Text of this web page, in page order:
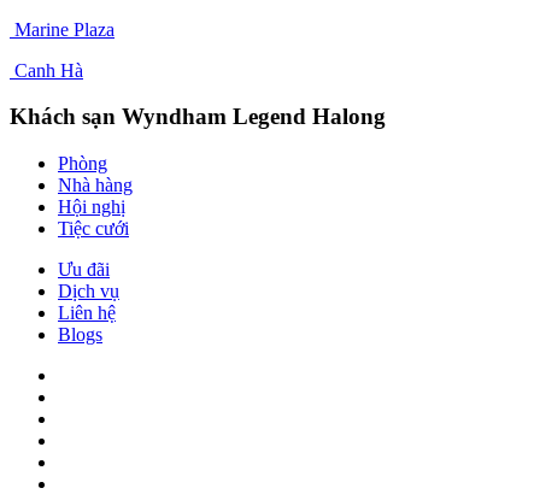
Marine Plaza
Canh Hà
Khách sạn Wyndham Legend Halong
Phòng
Nhà hàng
Hội nghị
Tiệc cưới
Ưu đãi
Dịch vụ
Liên hệ
Blogs